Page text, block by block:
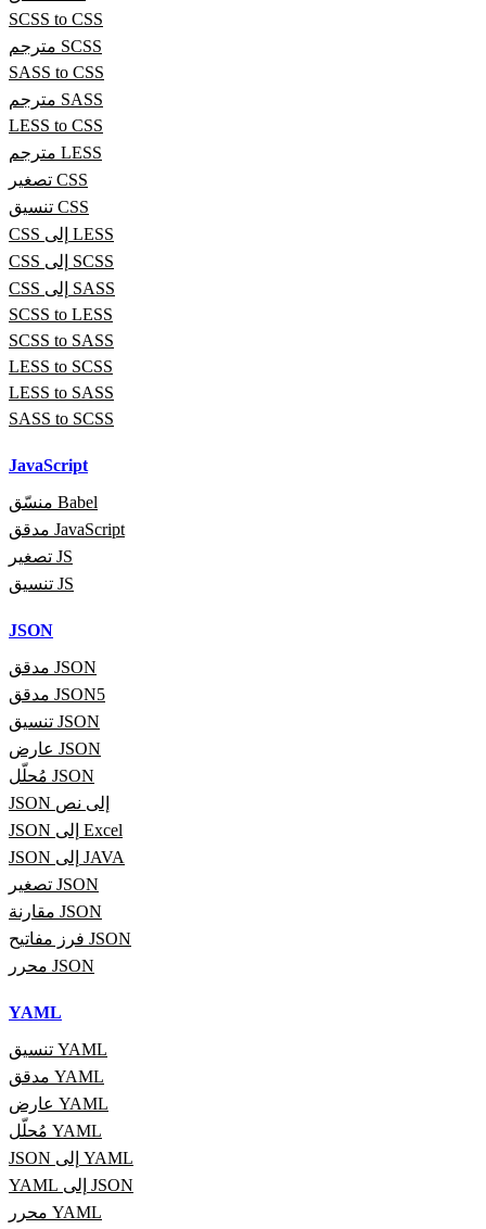
SCSS to CSS
مترجم SCSS
SASS to CSS
مترجم SASS
LESS to CSS
مترجم LESS
تصغير CSS
تنسيق CSS
CSS إلى LESS
CSS إلى SCSS
CSS إلى SASS
SCSS to LESS
SCSS to SASS
LESS to SCSS
LESS to SASS
SASS to SCSS
JavaScript
منسّق Babel
مدقق JavaScript
تصغير JS
تنسيق JS
JSON
مدقق JSON
مدقق JSON5
تنسيق JSON
عارض JSON
مُحلّل JSON
JSON إلى نص
JSON إلى Excel
JSON إلى JAVA
تصغير JSON
مقارنة JSON
فرز مفاتيح JSON
محرر JSON
YAML
تنسيق YAML
مدقق YAML
عارض YAML
مُحلّل YAML
JSON إلى YAML
YAML إلى JSON
محرر YAML